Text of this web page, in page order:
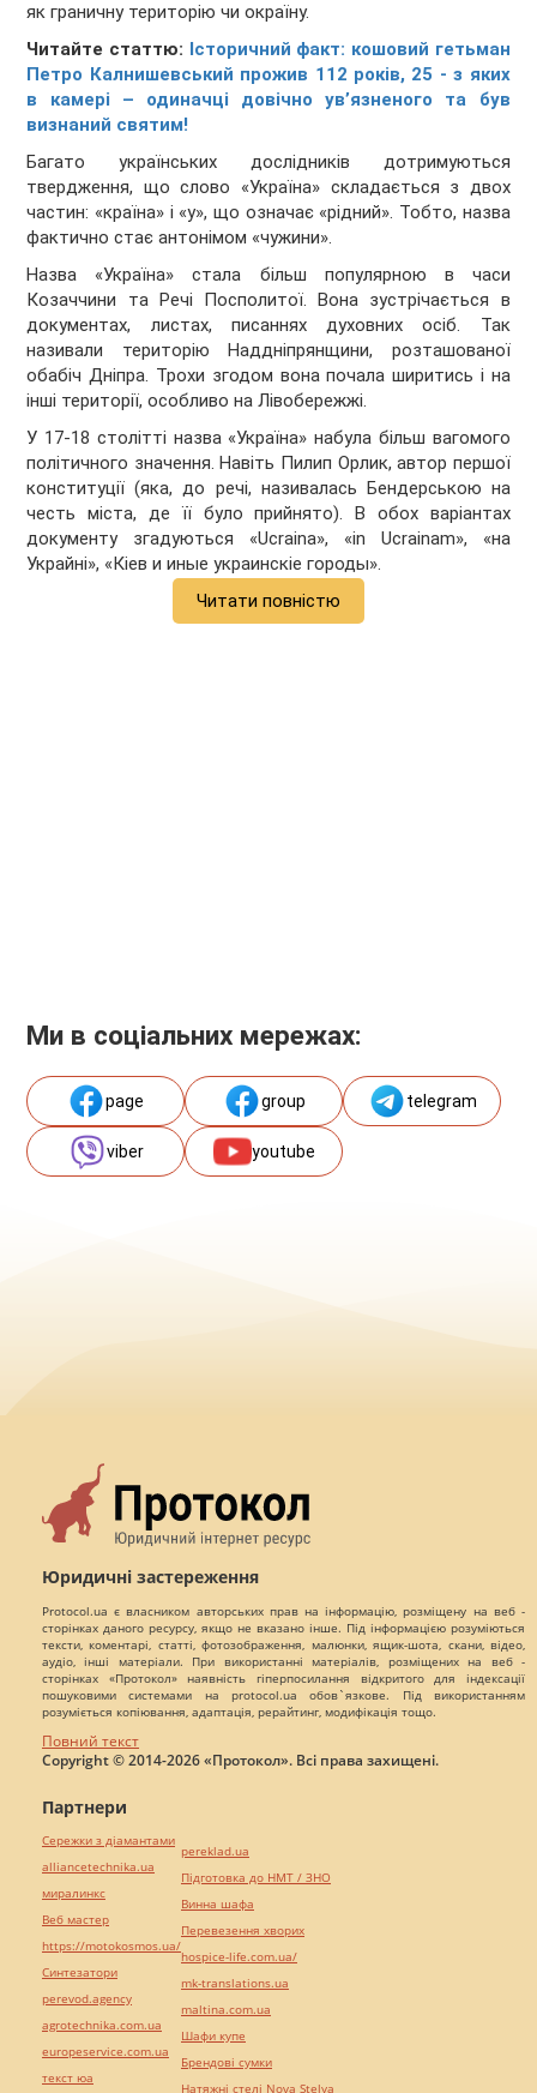
як граничну територію чи окраїну.
Читайте статтю: Історичний факт: кошовий гетьман
Петро Калнишевський прожив 112 років, 25 - з яких
в камері – одиначці довічно ув’язненого та був
визнаний святим!
Багато українських дослідників дотримуються
твердження, що слово «Україна» складається з двох
частин: «країна» і «у», що означає «рідний». Тобто, назва
фактично стає антонімом «чужини».
Назва «Україна» стала більш популярною в часи
Козаччини та Речі Посполитої. Вона зустрічається в
документах, листах, писаннях духовних осіб. Так
називали територію Наддніпрянщини, розташованої
обабіч Дніпра. Трохи згодом вона почала ширитись і на
інші території, особливо на Лівобережжі.
У 17-18 столітті назва «Україна» набула більш вагомого
політичного значення. Навіть Пилип Орлик, автор першої
конституції (яка, до речі, називалась Бендерською на
честь міста, де її було прийнято). В обох варіантах
документу згадуються «Ucraina», «in Ucrainam», «на
Украйні», «Кіев и иные украинскіе городы».
Читати повністю
Ми в соціальних мережах:
page group telegram
viber youtube
Юридичні застереження
Protocol.ua є власником авторських прав на інформацію, розміщену на веб -
сторінках даного ресурсу, якщо не вказано інше. Під інформацією розуміються
тексти, коментарі, статті, фотозображення, малюнки, ящик-шота, скани, відео,
аудіо, інші матеріали. При використанні матеріалів, розміщених на веб -
сторінках «Протокол» наявність гіперпосилання відкритого для індексації
пошуковими системами на protocol.ua обов`язкове. Під використанням
розуміється копіювання, адаптація, рерайтинг, модифікація тощо.
Повний текст
Copyright © 2014-2026 «Протокол». Всі права захищені.
Партнери
Сережки з діамантами
alliancetechnika.ua
миралинкс
Веб мастер
https://motokosmos.ua/
Синтезатори
perevod.agency
agrotechnika.com.ua
europeservice.com.ua
текст юа
pereklad.ua
Підготовка до НМТ / ЗНО
Винна шафа
Перевезення хворих
hospice-life.com.ua/
mk-translations.ua
maltina.com.ua
Шафи купе
Брендові сумки
Натяжні стелі Nova Stelya